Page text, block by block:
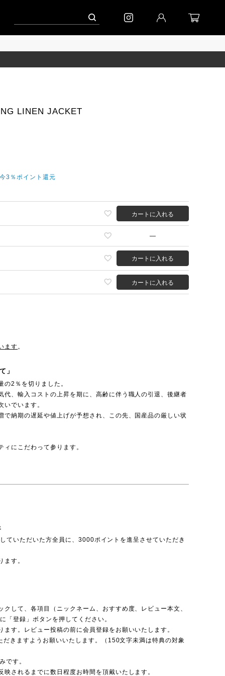
予約│「エッグジャケット GREY」
LINEN JACKET
3％ポイント還元
カートに入れる
—
カートに入れる
カートに入れる
ます。
」
の2％を切りました。
代、輸入コストの上昇を期に、高齢に伴う職人の引退、後継者
いでいます。
で納期の遅延や値上げが予想され、この先、国産品の厳しい状
にこだわって参ります。
ていただいた方全員に、3000ポイントを進呈させていただき
す。
して、各項目（ニックネーム、おすすめ度、レビュー本文、
「登録」ボタンを押してください。
す。レビュー投稿の前に会員登録をお願いいたします。
きますようお願いいたします。（150文字未満は特典の対象
です。
されるまでに数日程度お時間を頂戴いたします。